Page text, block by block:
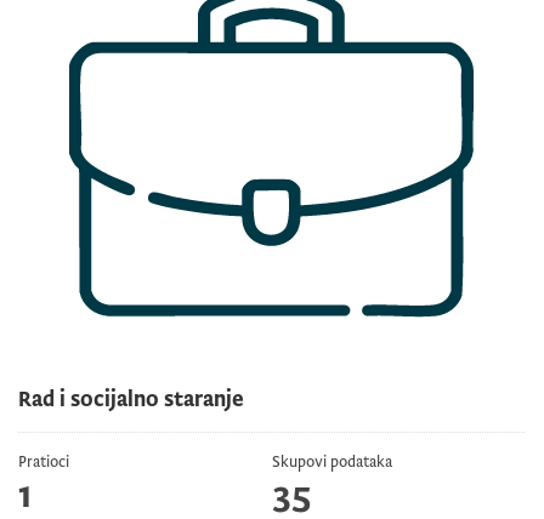
Rad i socijalno staranje
Pratioci
1
Skupovi podataka
35